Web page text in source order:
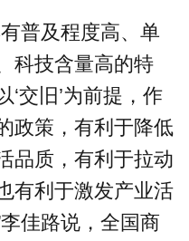
普及程度高、单
科技含量高的特
‘交旧’为前提，作
政策，有利于降低
品质，有利于拉动
有利于激发产业活
佳路说，全国商